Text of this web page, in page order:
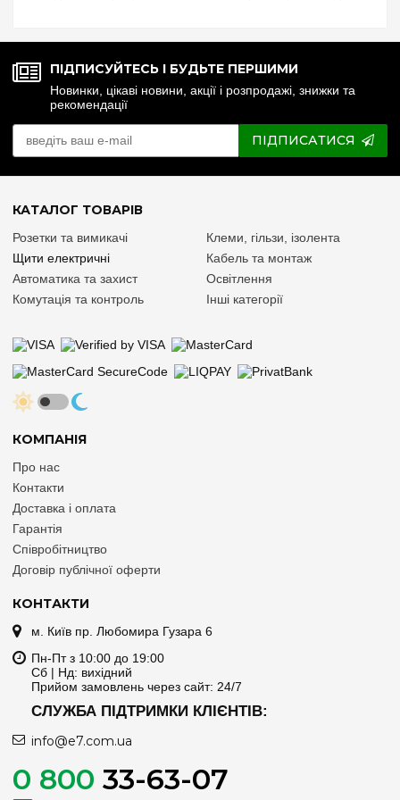
ПІДПИСУЙТЕСЬ І БУДЬТЕ ПЕРШИМИ
Новинки, цікаві новини, акції і розпродажі, знижки та
рекомендації
ПІДПИСАТИСЯ
КОНТАКТИ
м. Київ пр. Любомира Гузара 6
Пн-Пт з 10:00 до 19:00
Сб | Нд: вихідний
Прийом замовлень через сайт: 24/7
СЛУЖБА ПІДТРИМКИ КЛІЄНТІВ:
info@e7.com.ua
0 800 33-63-07
КОМПАНІЯ
Про нас
Контакти
Доставка і оплата
Гарантія
Співробітництво
Договір публічної оферти
КАТАЛОГ ТОВАРІВ
Розетки та вимикачі
Щити електричні
Автоматика та захист
Комутація та контроль
Клеми, гільзи, ізолента
Кабель та монтаж
Освітлення
Інші категорії